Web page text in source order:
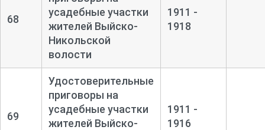
68
усадебные участки
жителей Выйско-
Никольской
волости
1911 -
1918
69
Удостоверительные
приговоры на
усадебные участки
жителей Выйско-
1911 -
1916